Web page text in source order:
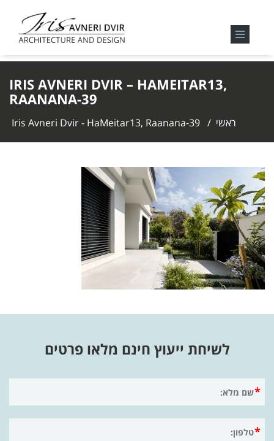
IRIS AVNERI DVIR – HAMEITAR13,
RAANANA-39
ראשי /
Iris Avneri Dvir - HaMeitar13, Raanana-39
לשיחת ייעוץ חינם מלאו פרטים